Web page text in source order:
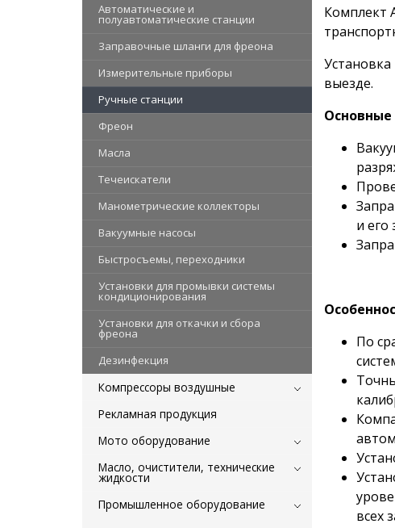
Автоматические и
полуавтоматические станции
Заправочные шланги для фреона
Измерительные приборы
Ручные станции
Фреон
Масла
Течеискатели
Манометрические коллекторы
Вакуумные насосы
Быстросъемы, переходники
Установки для промывки системы
кондиционирования
Установки для откачки и сбора
фреона
Дезинфекция
Компрессоры воздушные
Рекламная продукция
Мото оборудование
Масло, очистители, технические
жидкости
Промышленное оборудование
Комплект
выезде.
и его
По
всех